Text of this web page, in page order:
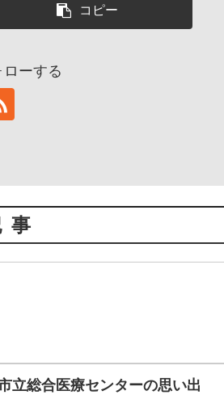
コピー
ローする
事
立総合医療センターの思い出